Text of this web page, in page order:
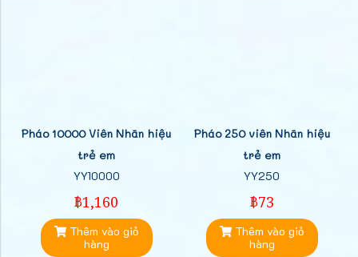
Pháo 10000 Viên Nhãn hiệu
trẻ em
YY10000
฿1,160
hàng
Pháo 250 viên Nhãn hiệu
trẻ em
YY250
฿73
hàng